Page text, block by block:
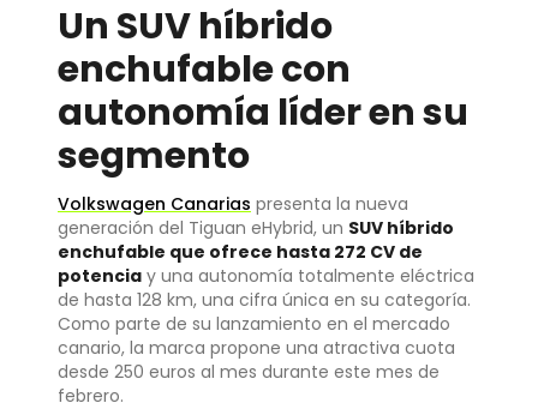
Un SUV híbrido
enchufable con
autonomía líder en su
segmento
Volkswagen Canarias presenta la nueva
generación del Tiguan eHybrid, un SUV híbrido
enchufable que ofrece hasta 272 CV de
potencia y una autonomía totalmente eléctrica
de hasta 128 km, una cifra única en su categoría.
Como parte de su lanzamiento en el mercado
canario, la marca propone una atractiva cuota
desde 250 euros al mes durante este mes de
febrero.